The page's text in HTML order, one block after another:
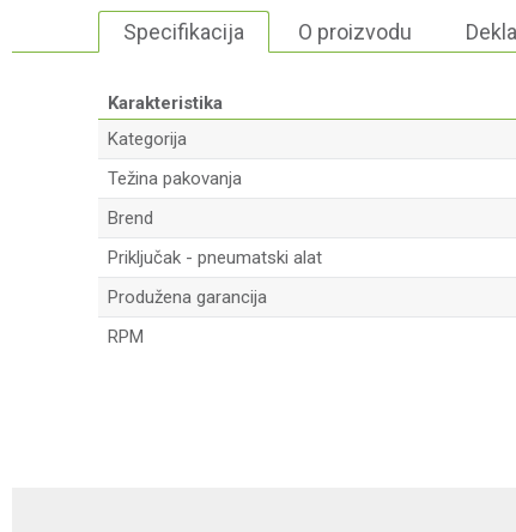
Specifikacija O proizvodu
Karakteristika
Kategorija
Težina pakovanja
Brend
Priključak - pneumatski alat
Produžena garancija
RPM